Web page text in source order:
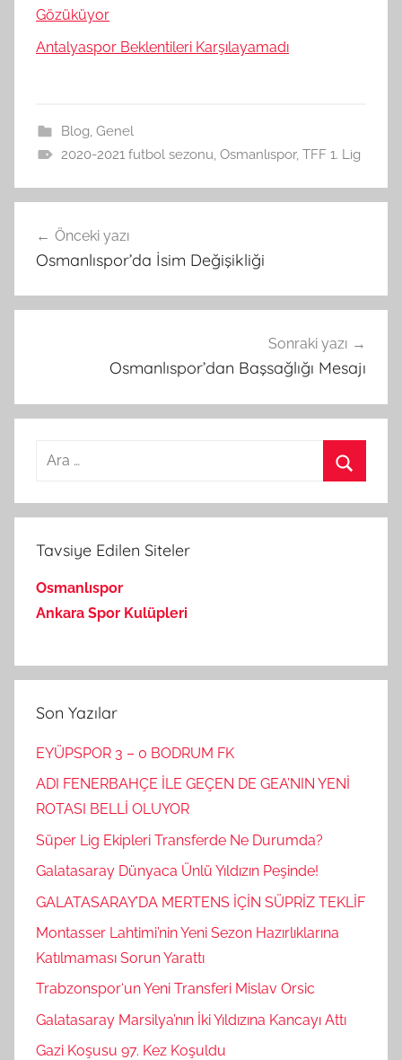
Gözüküyor
Antalyaspor Beklentileri Karşılayamadı
Blog, Genel
2020-2021 futbol sezonu, Osmanlıspor, TFF 1. Lig
gezinmesi
Önceki yazı
Osmanlıspor’da İsim Değişikliği
Sonraki yazı
Osmanlıspor’dan Başsağlığı Mesajı
Arama:
Tavsiye Edilen Siteler
Osmanlıspor
Ankara Spor Kulüpleri
Son Yazılar
EYÜPSPOR 3 – 0 BODRUM FK
ADI FENERBAHÇE İLE GEÇEN DE GEA’NIN YENİ
ROTASI BELLİ OLUYOR
Süper Lig Ekipleri Transferde Ne Durumda?
Galatasaray Dünyaca Ünlü Yıldızın Peşinde!
GALATASARAY’DA MERTENS İÇİN SÜPRİZ TEKLİF
Montasser Lahtimi’nin Yeni Sezon Hazırlıklarına
Katılmaması Sorun Yarattı
Trabzonspor‘un Yeni Transferi Mislav Orsic
Galatasaray Marsilya’nın İki Yıldızına Kancayı Attı
Gazi Koşusu 97. Kez Koşuldu